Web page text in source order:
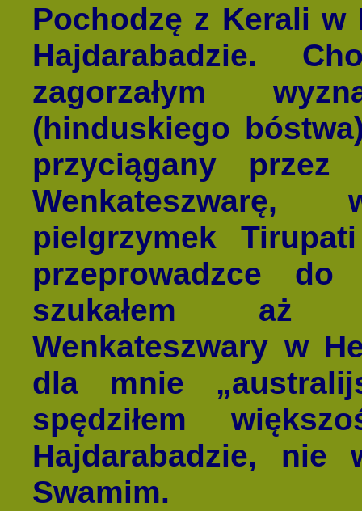
Pochodzę z Kerali w
Hajdarabadzie.
zagorzałym
(hinduskiego
przyciągany
pielgrzymek
przeprowadzce
szukałem aż
Wenkateszwary w
dla mnie
spędziłem
Hajdarabadzie, nie
Swamim.